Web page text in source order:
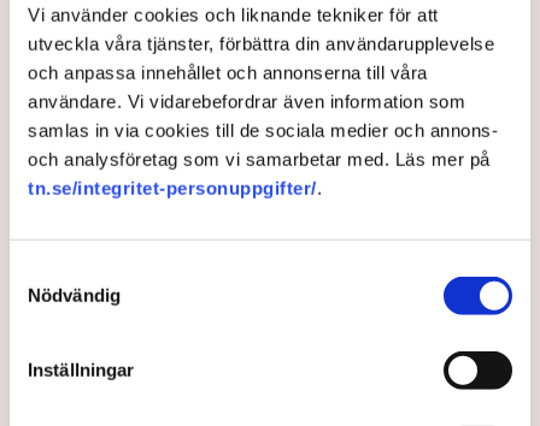
Vi använder cookies och liknande tekniker för att
utveckla våra tjänster, förbättra din användarupplevelse
och anpassa innehållet och annonserna till våra
användare. Vi vidarebefordrar även information som
samlas in via cookies till de sociala medier och annons-
och analysföretag som vi samarbetar med. Läs mer på
tn.se/integritet-personuppgifter/.
Nödvändig
Inställningar
1 month ago | Av: Karin Myrén
”Friskolor har visat sig ge